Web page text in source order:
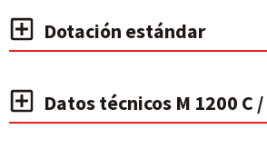
Dotación estándar
Datos técnicos M 1200 C /